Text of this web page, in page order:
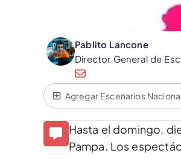
Pablito Lancone
Director General de
Agregar Escenarios
Hasta el domingo,
Pampa. Los